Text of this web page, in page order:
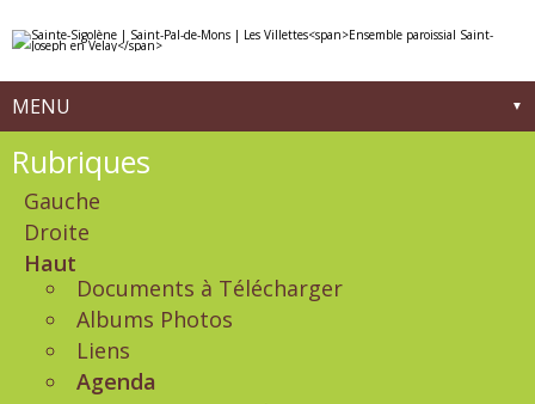
contenu.
la
MENU
Navigation
Rubriques
Gauche
Droite
Haut
Documents à Télécharger
Albums Photos
Liens
Agenda